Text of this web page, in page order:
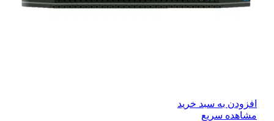
افزودن به سبد خرید
مشاهده سریع